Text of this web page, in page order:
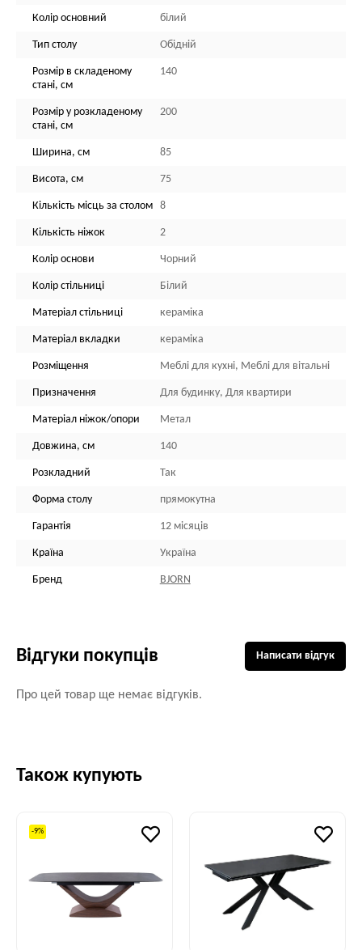
Колір основний білий
Тип столу Обідній
Розмір в складеному
стані, см
140
Розмір у розкладеному
стані, см
200
Ширина, см 85
Висота, см 75
Кількість місць за столом 8
Кількість ніжок 2
Колір основи Чорний
Колір стільниці Білий
Матеріал стільниці кераміка
Матеріал вкладки кераміка
Розміщення Меблі для кухні, Меблі для вітальні
Призначення Для будинку, Для квартири
Матеріал ніжок/опори Метал
Довжина, см 140
Розкладний Так
Форма столу прямокутна
Гарантія 12 місяців
Країна Україна
Бренд BJORN
Відгуки покупців
Про цей товар ще немає відгуків.
Написати відгук
Також купують
-9%